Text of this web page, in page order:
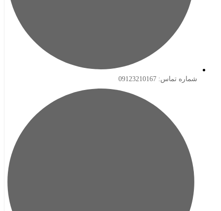
تماس: 09123210167